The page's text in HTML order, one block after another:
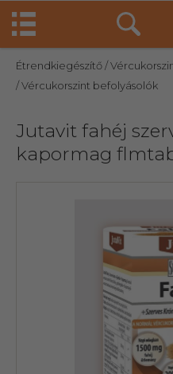
Étrendkiegészítő/
/ Vércukorszint befolyásolók
Jutavit fahéj
kapormag